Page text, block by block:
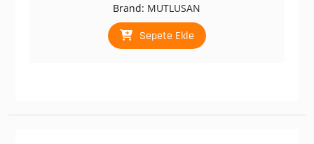
₺ 350,00.
fiyat:
₺ 210,00.
Brand: MUTLUSAN
Sepete Ekle